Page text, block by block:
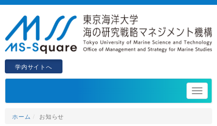
学内サイトへ
ホーム お知らせ